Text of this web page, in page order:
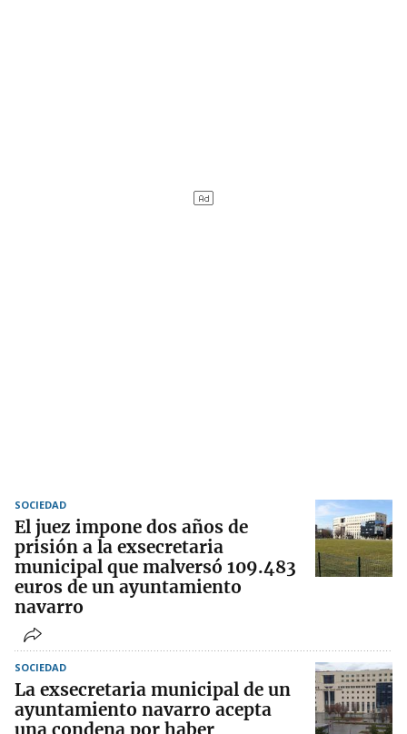
SOCIEDAD
El juez impone dos años de
prisión a la exsecretaria
municipal que malversó 109.483
euros de un ayuntamiento
navarro
SOCIEDAD
La exsecretaria municipal de un
ayuntamiento navarro acepta
una condena por haber